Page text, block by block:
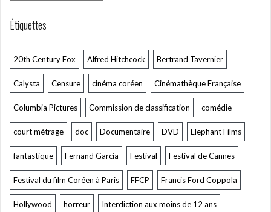
Étiquettes
20th Century Fox Alfred Hitchcock Bertrand Tavernier
Calysta Censure cinéma coréen Cinémathèque Française
Columbia Pictures Commission de classification comédie
court métrage doc Documentaire DVD Elephant Films
fantastique Fernand Garcia Festival Festival de Cannes
Festival du film Coréen à Paris FFCP Francis Ford Coppola
Hollywood horreur Interdiction aux moins de 12 ans